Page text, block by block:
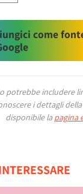
come
potrebbe includere
i dettagli
disponibile la pagina